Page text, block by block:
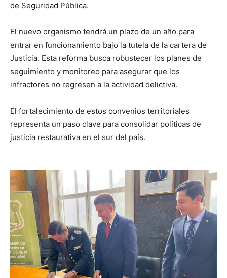
de Seguridad Pública.
El nuevo organismo tendrá un plazo de un año para
entrar en funcionamiento bajo la tutela de la cartera de
Justicia. Esta reforma busca robustecer los planes de
seguimiento y monitoreo para asegurar que los
infractores no regresen a la actividad delictiva.
El fortalecimiento de estos convenios territoriales
representa un paso clave para consolidar políticas de
justicia restaurativa en el sur del país.